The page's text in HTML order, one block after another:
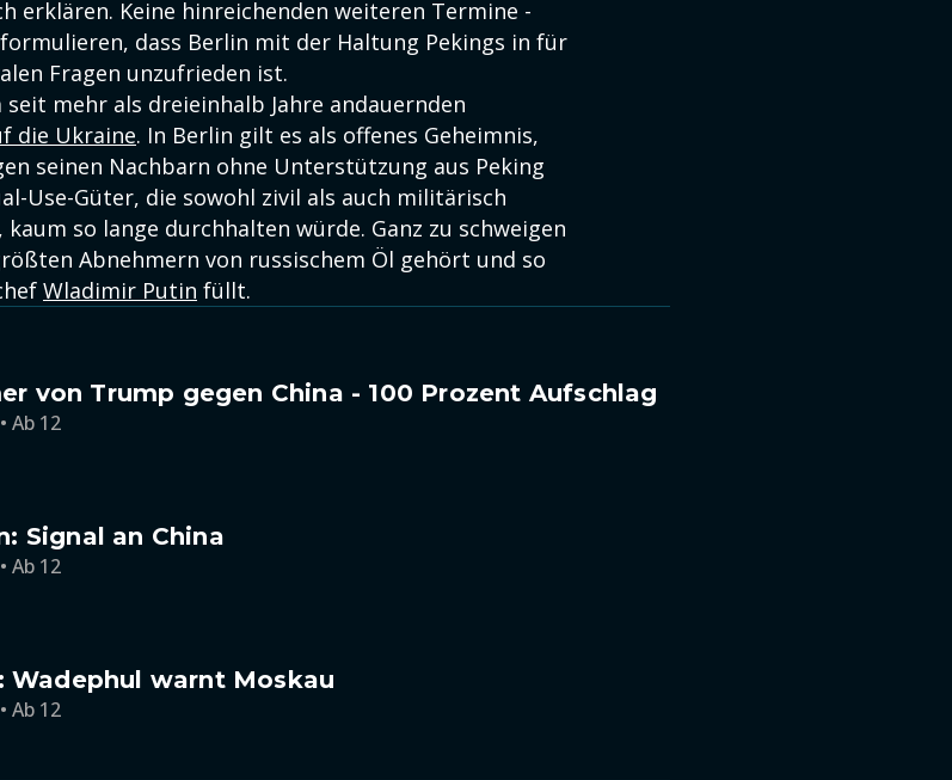
erklären. Keine hinreichenden weiteren Termine -
dass Berlin mit der Haltung Pekings in für
Fragen unzufrieden ist.
seit mehr als dreieinhalb Jahre andauernden
die Ukraine. In Berlin gilt es als offenes Geheimnis,
seinen Nachbarn ohne Unterstützung aus Peking
Use-Güter, die sowohl zivil als auch militärisch
so lange durchhalten würde. Ganz zu schweigen
Abnehmern von russischem Öl gehört und so
Wladimir Putin füllt.
von Trump gegen China - 100 Prozent Aufschlag
Ab 12
Signal an China
Ab 12
Wadephul warnt Moskau
Ab 12